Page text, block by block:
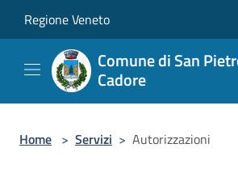
Regione Veneto
Comune di San
Cadore
Home > Servizi > Autorizzazioni